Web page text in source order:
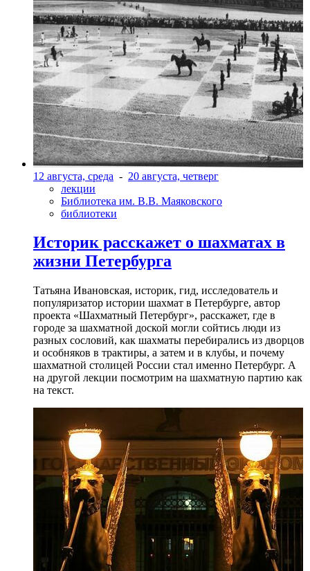
12 августа, среда - 20 августа, четверг
лекции
Библиотека им. В.В. Маяковского
библиотеки
Историк расскажет о шахматах в
жизни Петербурга
Татьяна Ивановская, историк, гид, исследователь и
популяризатор истории шахмат в Петербурге, автор
проекта «Шахматный Петербург», расскажет, где в
городе за шахматной доской могли сойтись люди из
разных сословий, как шахматы перебирались из дворцов
и особняков в трактиры, а затем и в клубы, и почему
шахматной столицей России стал именно Петербург. А
на другой лекции посмотрим на шахматную партию как
на текст.